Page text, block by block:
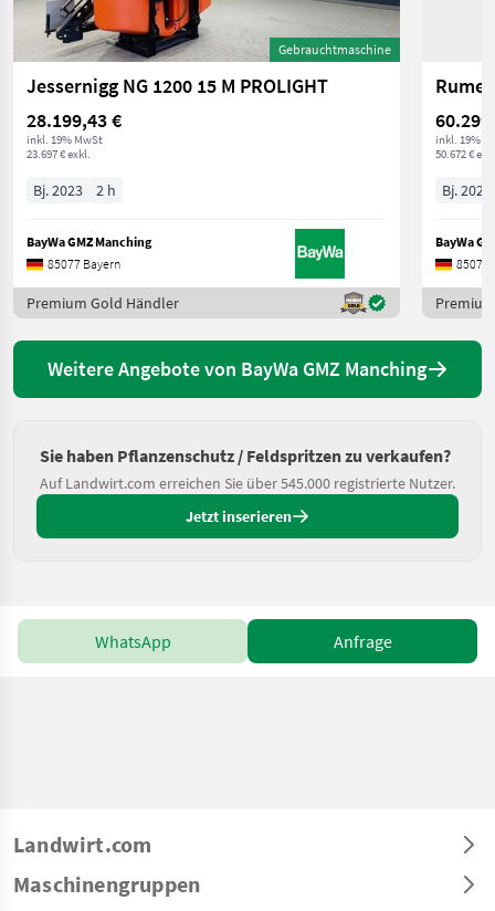
Gebrauchtmaschine
Jessernigg NG 1200 15 M PROLIGHT
28.199,43 €
inkl. 19% MwSt
23.697 € exkl.
Bj. 2023 2 h
BayWa GMZ Manching
85077 Bayern
Premium Gold Händler
inkl. 19%
50.672 €
Bj. 2024
BayWa
85077
Weitere Angebote von BayWa GMZ Manching
Sie haben Pflanzenschutz / Feldspritzen zu verkaufen?
Auf Landwirt.com erreichen Sie über 545.000 registrierte Nutzer.
Jetzt inserieren
WhatsApp Anfrage
Landwirt.com
Maschinengruppen